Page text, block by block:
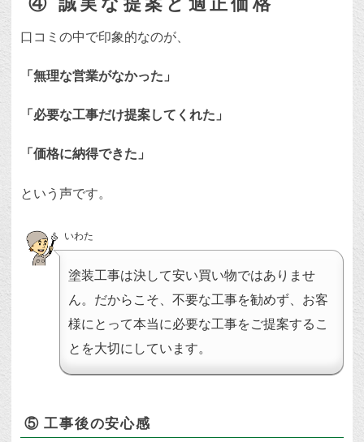
④ 誠実な提案と適正価格
口コミの中で印象的なのが、
「無理な営業がなかった」
「必要な工事だけ提案してくれた」
「価格に納得できた」
という声です。
いわた
塗装工事は決して安い買い物ではありませ
ん。だからこそ、不要な工事を勧めず、お客
様にとって本当に必要な工事をご提案するこ
とを大切にしています。
⑤ 工事後の安心感